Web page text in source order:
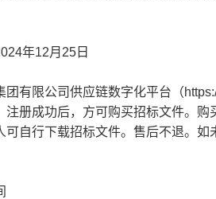
年12月25日
团有限公司供应链数字化平台（
注册成功后，方可购买招标文件。
可自行下载招标文件。售后不退。